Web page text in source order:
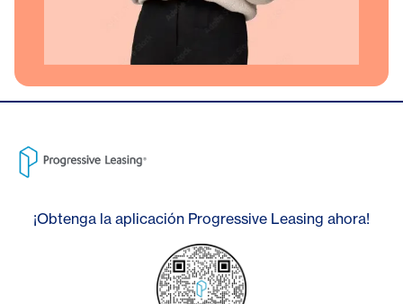
¡Obtenga la aplicación Progressive Leasing ahora!